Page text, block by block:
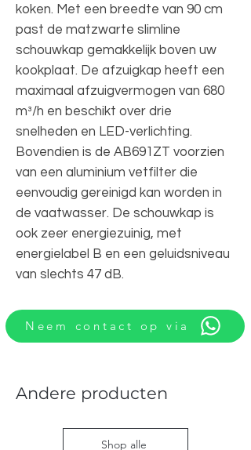
koken. Met een breedte van 90 cm
past de matzwarte slimline
schouwkap gemakkelijk boven uw
kookplaat. De afzuigkap heeft een
maximaal afzuigvermogen van 680
m³/h en beschikt over drie
snelheden en LED-verlichting.
Bovendien is de AB691ZT voorzien
van een aluminium vetfilter die
eenvoudig gereinigd kan worden in
de vaatwasser. De schouwkap is
ook zeer energiezuinig, met
energielabel B en een geluidsniveau
van slechts 47 dB.
Neem contact op via
Andere producten
Shop alle